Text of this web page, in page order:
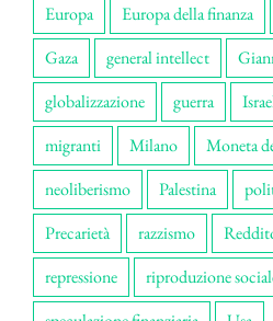
Europa
Europa della finanza
Gaza
general intellect
globalizzazione
guerra
migranti
Milano Moneta
neoliberismo
Palestina
Precarietà
razzismo
repressione
riproduzione